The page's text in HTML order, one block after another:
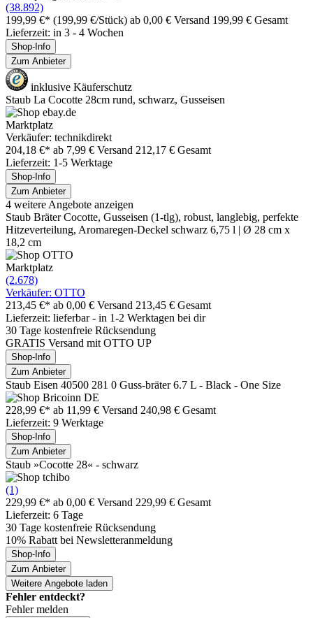
(38.892)
199,99 €* (199,99 €/Stück) ab 0,00 € Versand 199,99 € Gesamt
Lieferzeit: in 3 - 4 Wochen
Shop-Info
Zum Anbieter
inklusive Käuferschutz
Staub La Cocotte 28cm rund, schwarz, Gusseisen
Marktplatz
Verkäufer: technikdirekt
204,18 €* ab 7,99 € Versand 212,17 € Gesamt
Lieferzeit: 1-5 Werktage
Shop-Info
Zum Anbieter
4 weitere Angebote anzeigen
Staub Bräter Cocotte, Gusseisen (1-tlg), robust, langlebig, perfekte
Hitzeverteilung, Aromaregen-Deckel schwarz 6,75 l | Ø 28 cm x
18,2 cm
Marktplatz
(2.678)
Verkäufer: OTTO
213,45 €* ab 0,00 € Versand 213,45 € Gesamt
Lieferzeit: lieferbar - in 1-2 Werktagen bei dir
30 Tage kostenfreie Rücksendung
GRATIS Versand mit OTTO UP
Shop-Info
Zum Anbieter
Staub Eisen 40500 281 0 Guss-bräter 6.7 L - Black - One Size
228,99 €* ab 11,99 € Versand 240,98 € Gesamt
Lieferzeit: 9 Werktage
Shop-Info
Zum Anbieter
Staub »Cocotte 28« - schwarz
(1)
229,99 €* ab 0,00 € Versand 229,99 € Gesamt
Lieferzeit: 6 Tage
30 Tage kostenfreie Rücksendung
10% Rabatt bei Newsletteranmeldung
Shop-Info
Zum Anbieter
Weitere Angebote laden
Fehler entdeckt?
Fehler melden